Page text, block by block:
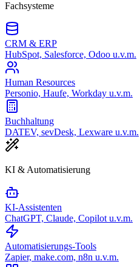
Fachsysteme
CRM & ERP
HubSpot, Salesforce, Odoo u.v.m.
Human Resources
Personio, Haufe, Workday u.v.m.
Buchhaltung
DATEV, sevDesk, Lexware u.v.m.
KI & Automatisierung
KI-Assistenten
ChatGPT, Claude, Copilot u.v.m.
Automatisierungs-Tools
Zapier, make.com, n8n u.v.m.